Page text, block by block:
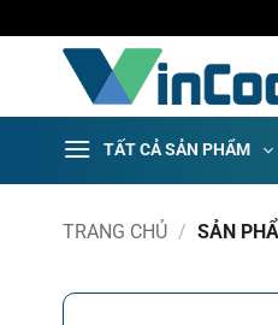
qua
TẤT CẢ SẢN PHẨM
TRANG CHỦ / SẢN